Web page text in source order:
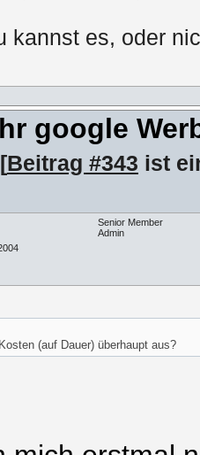
kannst es, oder
google
[Beitrag #343 ist
Senior Member
Admin
(auf Dauer) überhaupt aus?